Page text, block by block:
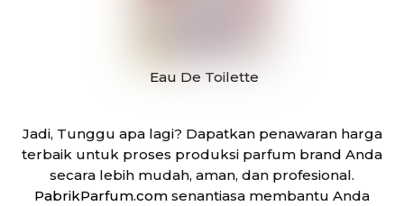
Eau De Toilette
Jadi, Tunggu apa lagi? Dapatkan penawaran harga
terbaik untuk proses produksi parfum brand Anda
secara lebih mudah, aman, dan profesional.
PabrikParfum.com senantiasa membantu Anda